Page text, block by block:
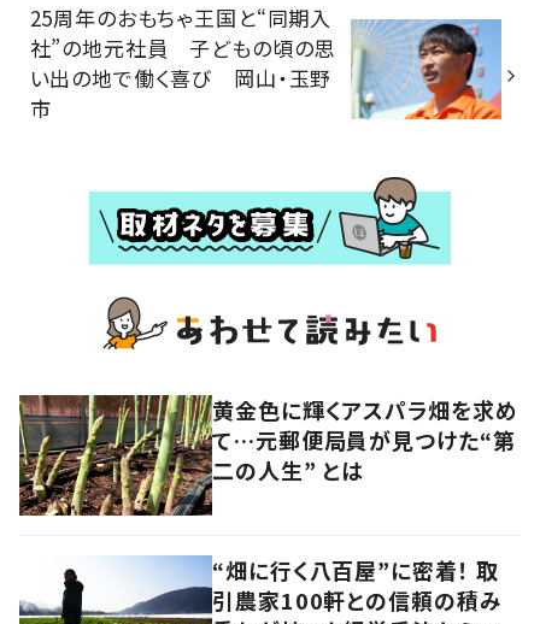
25周年のおもちゃ王国と“同期入
社”の地元社員 子どもの頃の思
い出の地で働く喜び 岡山・玉野
市
黄金色に輝くアスパラ畑を求め
て…元郵便局員が見つけた“第
二の人生” とは
“畑に行く八百屋”に密着！ 取
引農家100軒との信頼の積み